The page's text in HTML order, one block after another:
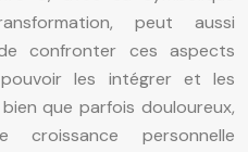
peut aussi
confronter ces aspects
les intégrer et les
que parfois douloureux,
personnelle